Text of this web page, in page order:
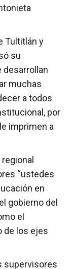
Tultitlán y
su
desarrollan
muchas
a todos
por
imprimen a
“ustedes
en
gobierno del
el
de los ejes
supervisores